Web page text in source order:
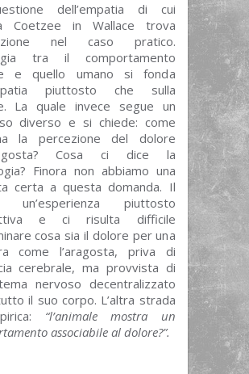
dell’empatia di cui
Coetzee in Wallace trova
nel caso pratico.
tra il comportamento
e quello umano si fonda
piuttosto che sulla
La quale invece segue un
diverso e si chiede: come
la percezione del dolore
Cosa ci dice la
Finora non abbiamo una
certa a questa domanda. Il
un’esperienza piuttosto
e ci risulta difficile
cosa sia il dolore per una
come l’aragosta, priva di
cerebrale, ma provvista di
nervoso decentralizzato
il suo corpo. L’altra strada
“l’animale mostra un
associabile al dolore?”.